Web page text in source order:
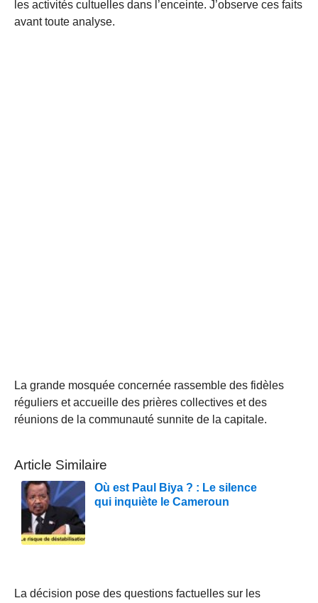
les activités cultuelles dans l’enceinte. J’observe ces faits
avant toute analyse.
La grande mosquée concernée rassemble des fidèles
réguliers et accueille des prières collectives et des
réunions de la communauté sunnite de la capitale.
Article Similaire
Où est Paul Biya ? : Le silence
qui inquiète le Cameroun
La décision pose des questions factuelles sur les